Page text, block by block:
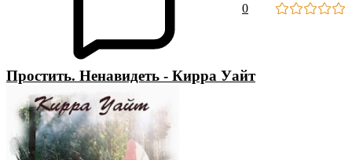
0
Простить. Ненавидеть - Кирра Уайт